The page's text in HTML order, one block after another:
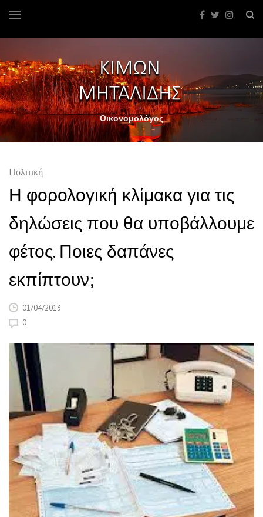
Οικονομολόγος
Πολιτική
Η φορολογική κλίμακα για τις
δηλώσεις που θα υποβάλλουμε
φέτος. Ποιες δαπάνες
εκπίπτουν;
01/04/2013
0